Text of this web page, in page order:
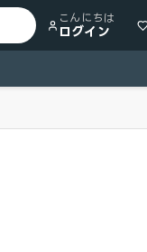
こんにちは
ログイン